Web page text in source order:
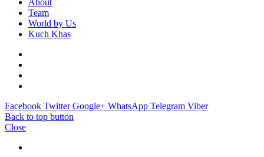
About
Team
World by Us
Kuch Khas
Facebook Twitter Google+ WhatsApp Telegram Viber
Back to top button
Close